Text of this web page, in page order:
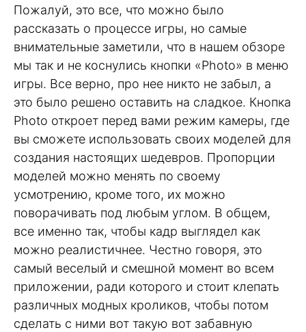
Пожалуй, это все, что можно было
рассказать о процессе игры, но самые
внимательные заметили, что в нашем обзоре
мы так и не коснулись кнопки «Photo» в меню
игры. Все верно, про нее никто не забыл, а
это было решено оставить на сладкое. Кнопка
Photo откроет перед вами режим камеры, где
вы сможете использовать своих моделей для
создания настоящих шедевров. Пропорции
моделей можно менять по своему
усмотрению, кроме того, их можно
поворачивать под любым углом. В общем,
все именно так, чтобы кадр выглядел как
можно реалистичнее. Честно говоря, это
самый веселый и смешной момент во всем
приложении, ради которого и стоит клепать
различных модных кроликов, чтобы потом
сделать с ними вот такую вот забавную